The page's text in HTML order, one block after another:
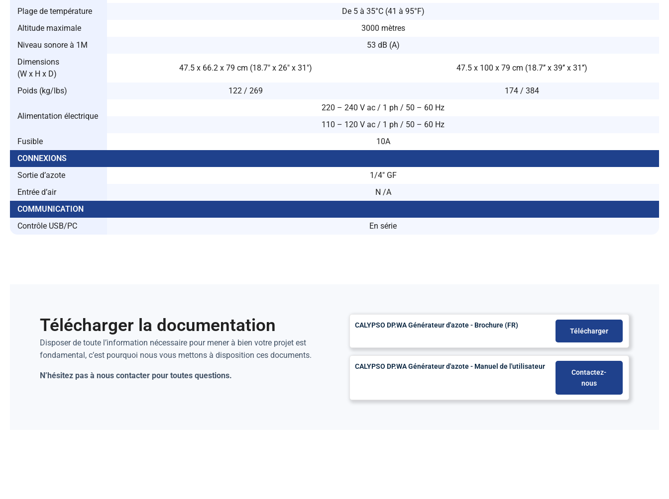
Plage de température
De 5 à 35°C (41 à 95°F)
Altitude maximale
3000 mètres
Niveau sonore à 1M
53 dB (A)
Dimensions
(W x H x D)
47.5 x 66.2 x 79 cm (18.7″ x 26″ x 31″) 47.5 x 100 x 79 cm (18.7’’ x 39’’ x 31’’)
Poids (kg/lbs) 122 / 269 174 / 384
Alimentation électrique
220 – 240 V ac / 1 ph / 50 – 60 Hz
110 – 120 V ac / 1 ph / 50 – 60 Hz
Fusible
10A
CONNEXIONS
Sortie d’azote
1/4″ GF
Entrée d’air
N /A
COMMUNICATION
Contrôle USB/PC
En série
Télécharger la documentation
Disposer de toute l’information nécessaire pour mener à bien votre projet est
fondamental, c’est pourquoi nous vous mettons à disposition ces documents.
N’hésitez pas à nous contacter pour toutes questions.
CALYPSO DP.WA Générateur d'azote - Brochure (FR)
Télécharger
CALYPSO DP.WA Générateur d'azote - Manuel de l'utilisateur
Contactez-
nous